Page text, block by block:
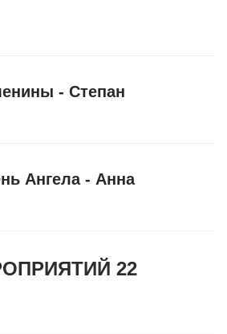
- Степан
Ангела - Анна
22